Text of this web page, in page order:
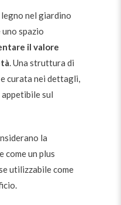
nel giardino
spazio
il valore
. Una struttura di
curata nei dettagli,
appetibile sul
la
come un plus
utilizzabile come